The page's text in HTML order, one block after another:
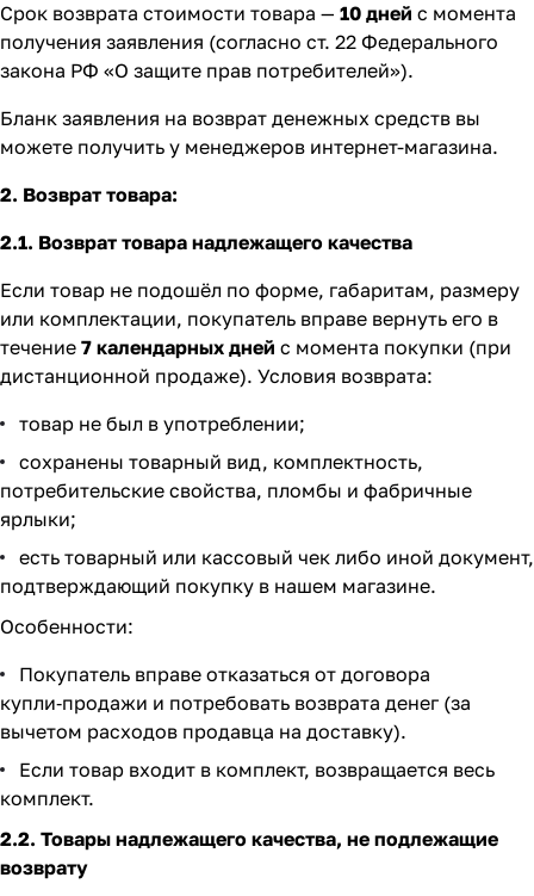
Срок возврата стоимости товара — 10 дней с момента
получения заявления (согласно ст. 22 Федерального
закона РФ «О защите прав потребителей»).
Бланк заявления на возврат денежных средств вы
можете получить у менеджеров интернет-магазина.
2. Возврат товара:
2.1. Возврат товара надлежащего качества
Если товар не подошёл по форме, габаритам, размеру
или комплектации, покупатель вправе вернуть его в
течение 7 календарных дней с момента покупки (при
дистанционной продаже). Условия возврата:
товар не был в употреблении;
сохранены товарный вид, комплектность,
потребительские свойства, пломбы и фабричные
ярлыки;
есть товарный или кассовый чек либо иной документ,
подтверждающий покупку в нашем магазине.
Особенности:
Покупатель вправе отказаться от договора
купли‑продажи и потребовать возврата денег (за
вычетом расходов продавца на доставку).
Если товар входит в комплект, возвращается весь
комплект.
2.2. Товары надлежащего качества, не подлежащие
возврату